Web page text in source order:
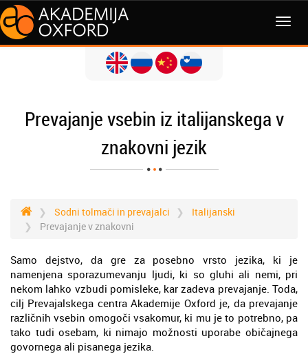
MENI
Prevajanje vsebin iz italijanskega v
znakovni jezik
Sodni tolmači in prevajalci
Italijanski
Prevajanje v znakovni
Samo dejstvo, da gre za posebno vrsto jezika, ki je
namenjena sporazumevanju ljudi, ki so gluhi ali nemi, pri
nekom lahko vzbudi pomisleke, kar zadeva prevajanje. Toda,
cilj Prevajalskega centra Akademije Oxford je, da prevajanje
različnih vsebin omogoči vsakomur, ki mu je to potrebno, pa
tako tudi osebam, ki nimajo možnosti uporabe običajnega
govornega ali pisanega jezika.